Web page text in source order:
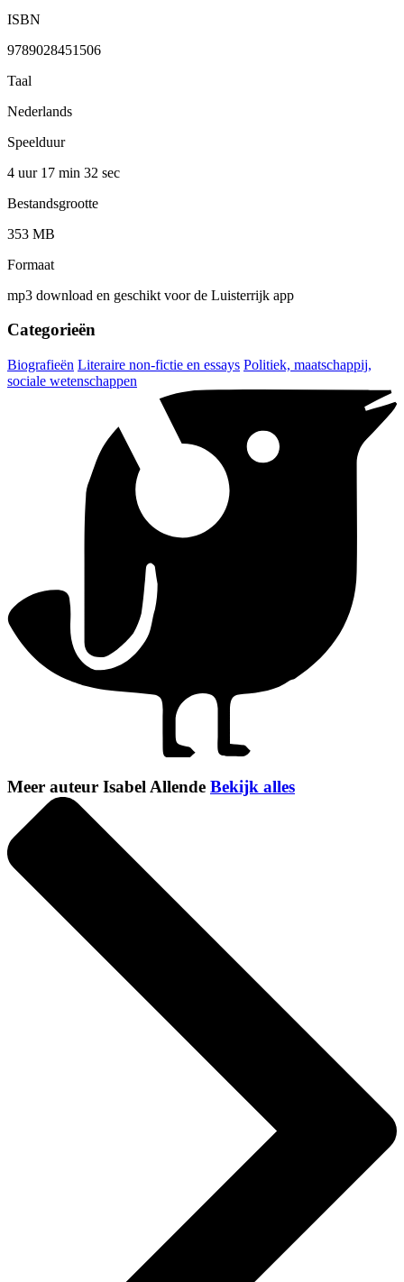
ISBN
9789028451506
Taal
Nederlands
Speelduur
4 uur 17 min 32 sec
Bestandsgrootte
353 MB
Formaat
mp3 download en geschikt voor de Luisterrijk app
Categorieën
Biografieën Literaire non-fictie en essays Politiek, maatschappij,
sociale wetenschappen
Meer auteur Isabel Allende Bekijk alles